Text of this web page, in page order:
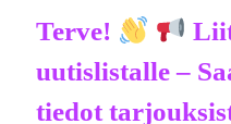
Terve!
uutislistalle –
tiedot